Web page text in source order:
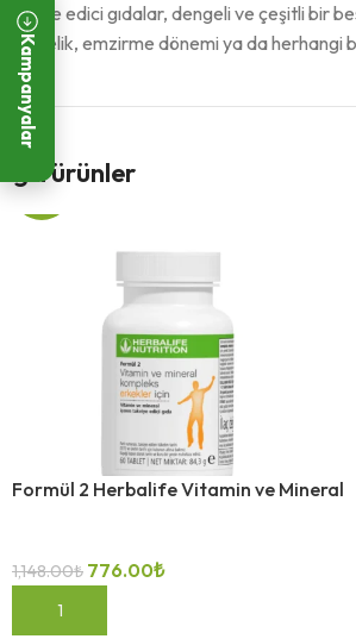
Takviye edici gıdalar, dengeli ve çeşitli bir
Hamilelik, emzirme dönemi ya da herhangi
İlgili ürünler
-32%
Formül 2 Herbalife Vitamin ve Mineral
1,148.00₺ 776.00₺
SEPETE EKLE
Kampanyalar